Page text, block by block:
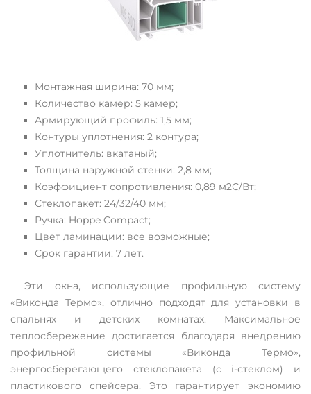
Монтажная ширина: 70 мм;
Количество камер: 5 камер;
Армирующий профиль: 1,5 мм;
Контуры уплотнения: 2 контура;
Уплотнитель: вкатаный;
Толщина наружной стенки: 2,8 мм;
Коэффициент сопротивления: 0,89 м2С/Вт;
Стеклопакет: 24/32/40 мм;
Ручка: Hoppe Compact;
Цвет ламинации: все возможные;
Срок гарантии: 7 лет.
Эти окна, использующие профильную систему
«Виконда Термо», отлично подходят для установки в
спальнях и детских комнатах. Максимальное
теплосбережение достигается благодаря внедрению
профильной системы «Виконда Термо»,
энергосберегающего стеклопакета (с і-стеклом) и
пластикового спейсера. Это гарантирует экономию